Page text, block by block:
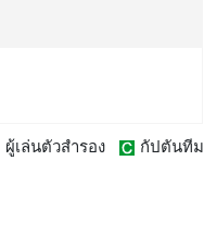
ผู้เล่นตัวสำรอง กัปตันทีม